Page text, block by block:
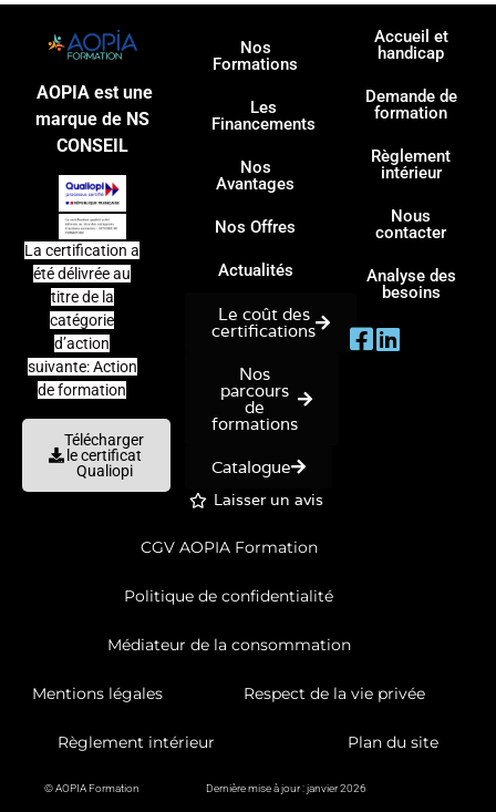
AOPIA est une
marque de NS
CONSEIL
La certification a
été délivrée au
titre de la
catégorie
d’action
suivante: Action
de formation
Télécharger
le certificat
Qualiopi
Nos
Formations
Les
Financements
Nos
Avantages
Nos Offres
Actualités
Le coût des
certifications
Nos
parcours
de
formations
Catalogue
Laisser un avis
Accueil et
handicap
Demande de
formation
Règlement
intérieur
Nous
contacter
Analyse des
besoins
CGV AOPIA Formation
Politique de confidentialité
Médiateur de la consommation
Mentions légales Respect de la vie privée
Règlement intérieur Plan du site
© AOPIA Formation Dernière mise à jour : janvier 2026